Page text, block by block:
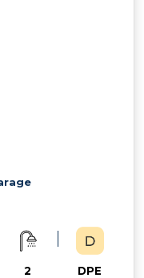
2 DPE